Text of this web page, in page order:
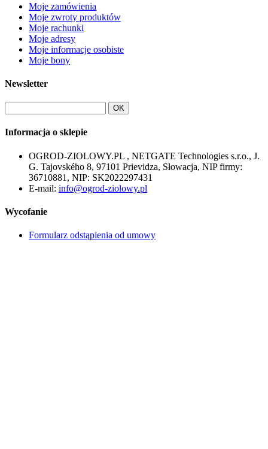
Moje zamówienia
Moje zwroty produktów
Moje rachunki
Moje adresy
Moje informacje osobiste
Moje bony
Newsletter
OK
Informacja o sklepie
OGROD-ZIOLOWY.PL , NETGATE Technologies s.r.o., J.
G. Tajovského 8, 97101 Prievidza, Słowacja, NIP firmy:
36710881, NIP: SK2022297431
E-mail: info@ogrod-ziolowy.pl
Wycofanie
Formularz odstąpienia od umowy